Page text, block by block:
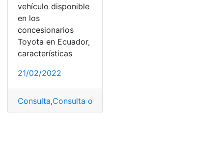
vehículo disponible
en los
concesionarios
Toyota en Ecuador,
características
21/02/2022
Consulta,Consulta online